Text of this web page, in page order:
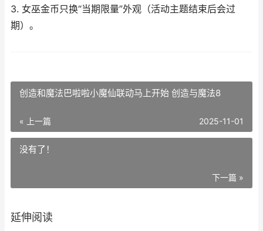
3. 女巫金币只换“当期限量”外观（活动主题结束后会过
期）。
创造和魔法巴啦啦小魔仙联动马上开始 创造与魔法8
« 上一篇 2025-11-01
没有了！
下一篇 »
延伸阅读